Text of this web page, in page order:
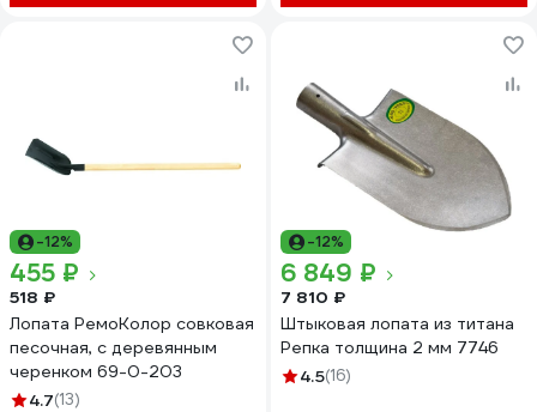
-12%
455 ₽
518 ₽
Лопата РемоКолор совковая
песочная, с деревянным
черенком 69-0-203
4.7(13)
-12%
6 849 ₽
7 810 ₽
Штыковая лопата из титана
Репка толщина 2 мм 7746
4.5(16)